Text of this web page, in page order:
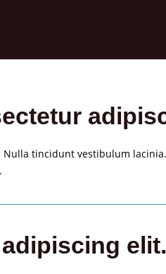
tincidunt vestibulum
elit.